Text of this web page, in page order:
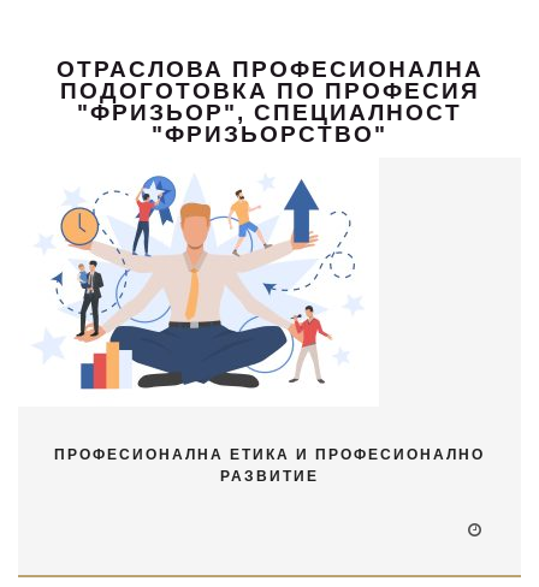
ОТРАСЛОВА ПРОФЕСИОНАЛНА
ПОДОГОТОВКА ПО ПРОФЕСИЯ
"ФРИЗЬОР", СПЕЦИАЛНОСТ
"ФРИЗЬОРСТВО"
ПРОФЕСИОНАЛНА ЕТИКА И ПРОФЕСИОНАЛНО
РАЗВИТИЕ